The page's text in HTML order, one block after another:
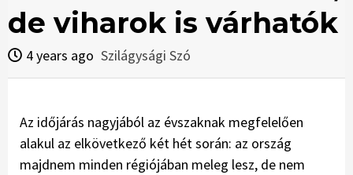
de viharok is várhatók
4 years ago Szilágysági Szó
Az időjárás nagyjából az évszaknak megfelelően
alakul az elkövetkező két hét során: az ország
majdnem minden régiójában meleg lesz, de nem